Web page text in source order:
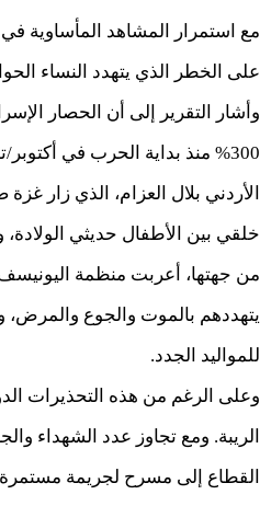
على الخطر الذي يتهدد النساء
وأشار التقرير إلى أن الحصار
الأردني بلال العزام، الذي
خلقي بين الأطفال حديثي
من جهتها، أعربت منظمة
يتهددهم بالموت والجوع
للمواليد الجدد.
وعلى الرغم من هذه التحذيرات
القطاع إلى مسرح لجريمة